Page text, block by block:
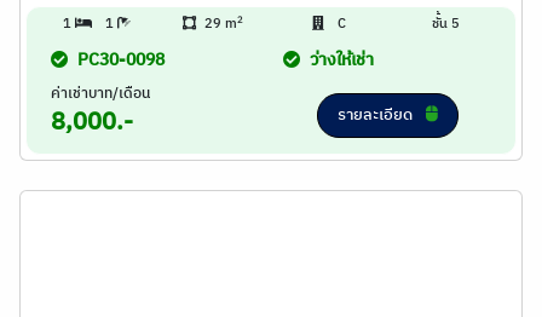
1 1 29 m2 C ชั้น 5
PC30-0098 ว่างให้เช่า
ค่าเช่าบาท/เดือน
8,000.- รายละเอียด